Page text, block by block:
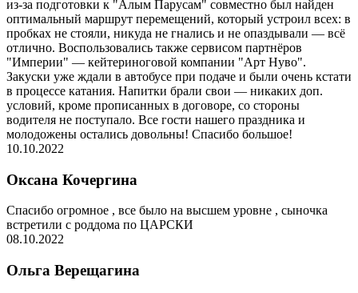
из-за подготовки к "Алым Парусам" совместно был найден
оптимальный маршрут перемещений, который устроил всех: в
пробках не стояли, никуда не гнались и не опаздывали — всё
отлично. Воспользовались также сервисом партнёров
"Империи" — кейтериноговой компании "Арт Нуво".
Закуски уже ждали в автобусе при подаче и были очень кстати
в процессе катания. Напитки брали свои — никаких доп.
условий, кроме прописанных в договоре, со стороны
водителя не поступало. Все гости нашего праздника и
молодожены остались довольны! Спасибо большое!
10.10.2022
Оксана Кочергина
Спасибо огромное , все было на высшем уровне , сыночка
встретили с роддома по ЦАРСКИ
08.10.2022
Ольга Верещагина